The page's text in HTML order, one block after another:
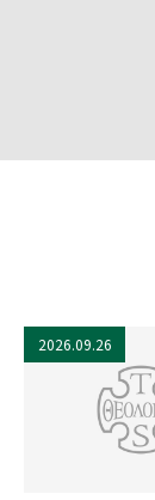
2026.09.26